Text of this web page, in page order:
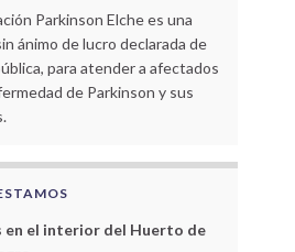
Parkinson Elche es una
ánimo de lucro declarada de
para atender a afectados
de Parkinson y sus
en el interior del Huerto de